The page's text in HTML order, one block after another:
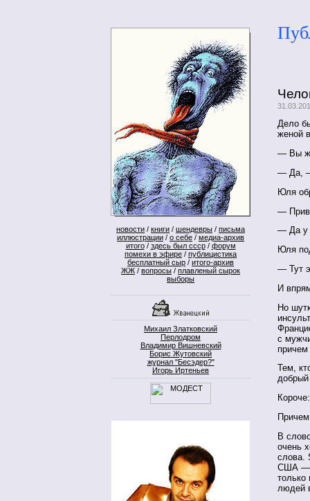
новости / книги / шендевры / письма
иллюстрации / о себе / медиа-архив
итого/ здесь был ссср/ форум
помехи в эфире / публицистика
бесплатный сыр / итого-архив
ЖЖ / вопросы / плавленый сырок
выборы
Михаил Златковский
Перлодром
Владимир Вишневский
Борис Жутовский
журнал "Бесэдер?"
Игорь Иртеньев
Дело
женой
— Вы
— Да, —
Юля
—
— Да у
Юля
— Тут
И
Но
с
причем
Тем,
В
очень
слова.
США —
только
людей